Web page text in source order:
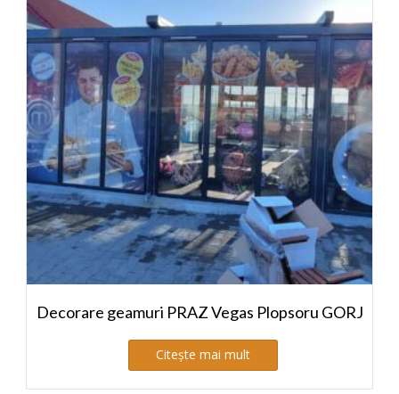
Decorare geamuri PRAZ Vegas Plopsoru GORJ
Citește mai mult